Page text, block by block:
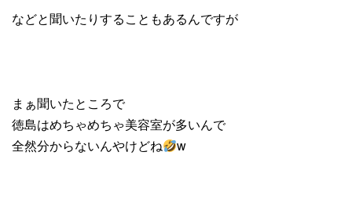
などと聞いたりすることもあるんですが
まぁ聞いたところで
徳島はめちゃめちゃ美容室が多いんで
全然分からないんやけどね
w